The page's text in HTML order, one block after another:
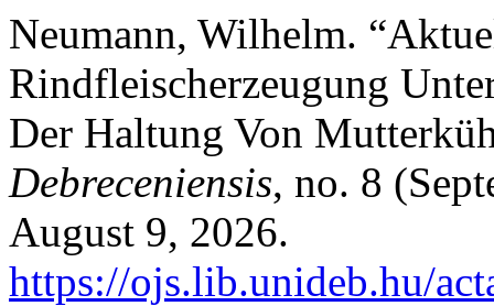
Neumann, Wilhelm.
Rindfleischerzeugung
Der Haltung Von
Debreceniensis, no. 8
August 9, 2026.
https://ojs.lib.unideb.hu/